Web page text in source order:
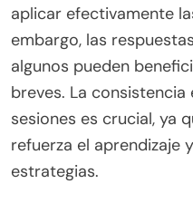
aplicar efectivamente
embargo, las
algunos pueden
breves. La consistencia
sesiones es crucial, ya
refuerza el aprendizaje
estrategias.